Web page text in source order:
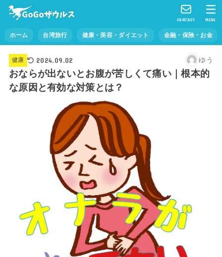
ホーム 台湾旅行 健康・美容・ダイエット 金融・保険・お金
CONTACT MENU
健康 2024.09.02 ゆう
おならが出ないとお腹が苦しくて痛い｜根本的
な原因と有効な対策とは？